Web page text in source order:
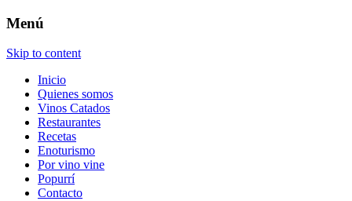
Menú
Skip to content
Inicio
Quienes somos
Vinos Catados
Restaurantes
Recetas
Enoturismo
Por vino vine
Popurrí
Contacto